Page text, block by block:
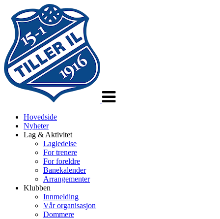
Hovedside
Nyheter
Lag & Aktivitet
Lagledelse
For trenere
For foreldre
Banekalender
Arrangementer
Klubben
Innmelding
Vår organisasjon
Dommere